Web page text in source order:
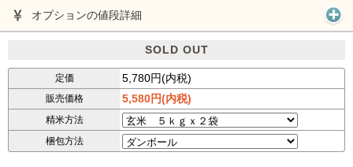
オプションの値段詳細
SOLD OUT
定価 5,780円(内税)
販売価格 5,580円(内税)
精米方法
梱包方法